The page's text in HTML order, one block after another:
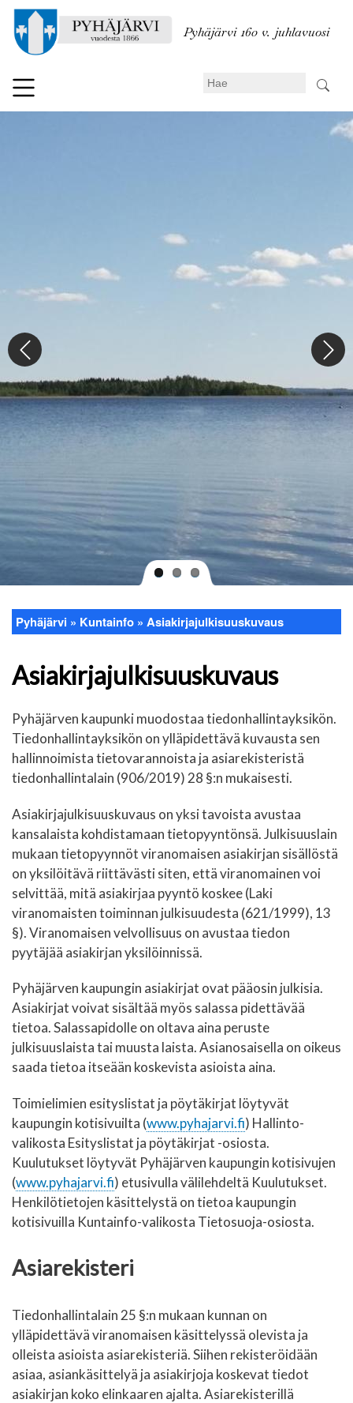
pääsisältöön
Pyhäjärvi 160 v. juhlavuosi
Search
Murupolku
Pyhäjärvi Kuntainfo Asiakirjajulkisuuskuvaus
Asiakirjajulkisuuskuvaus
Pyhäjärven kaupunki muodostaa tiedonhallintayksikön.
Tiedonhallintayksikön on ylläpidettävä kuvausta sen
hallinnoimista tietovarannoista ja asiarekisteristä
tiedonhallintalain (906/2019) 28 §:n mukaisesti.
Asiakirjajulkisuuskuvaus on yksi tavoista avustaa
kansalaista kohdistamaan tietopyyntönsä. Julkisuuslain
mukaan tietopyynnöt viranomaisen asiakirjan sisällöstä
on yksilöitävä riittävästi siten, että viranomainen voi
selvittää, mitä asiakirjaa pyyntö koskee (Laki
viranomaisten toiminnan julkisuudesta (621/1999), 13
§). Viranomaisen velvollisuus on avustaa tiedon
pyytäjää asiakirjan yksilöinnissä.
Pyhäjärven kaupungin asiakirjat ovat pääosin julkisia.
Asiakirjat voivat sisältää myös salassa pidettävää
tietoa. Salassapidolle on oltava aina peruste
julkisuuslaista tai muusta laista. Asianosaisella on oikeus
saada tietoa itseään koskevista asioista aina.
Toimielimien esityslistat ja pöytäkirjat löytyvät
kaupungin kotisivuilta (www.pyhajarvi.fi) Hallinto-
valikosta Esityslistat ja pöytäkirjat -osiosta.
Kuulutukset löytyvät Pyhäjärven kaupungin kotisivujen
(www.pyhajarvi.fi) etusivulla välilehdeltä Kuulutukset.
Henkilötietojen käsittelystä on tietoa kaupungin
kotisivuilla Kuntainfo-valikosta Tietosuoja-osiosta.
Asiarekisteri
Tiedonhallintalain 25 §:n mukaan kunnan on
ylläpidettävä viranomaisen käsittelyssä olevista ja
olleista asioista asiarekisteriä. Siihen rekisteröidään
asiaa, asiankäsittelyä ja asiakirjoja koskevat tiedot
asiakirjan koko elinkaaren ajalta. Asiarekisterillä